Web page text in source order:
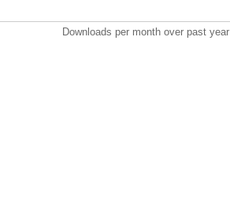
Downloads per month over past year